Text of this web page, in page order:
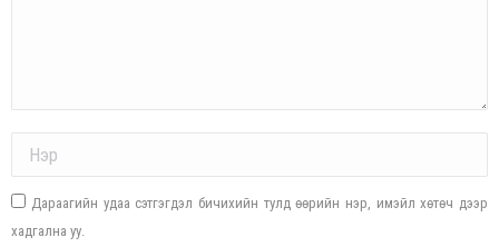
Дараагийн удаа сэтгэгдэл бичихийн тулд өөрийн нэр, имэйл хөтөч дээр
хадгална уу.